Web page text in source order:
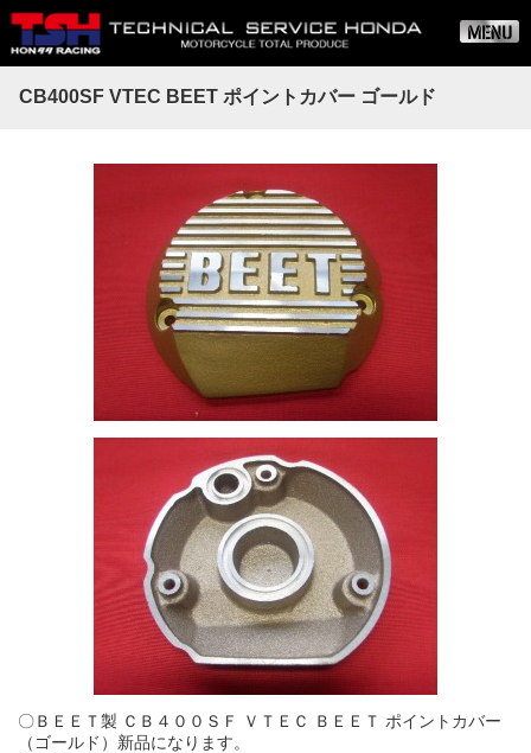
CB400SF VTEC BEET ポイントカバー ゴールド
〇ＢＥＥＴ製 ＣＢ４００ＳＦ ＶＴＥＣ ＢＥＥＴ ポイントカバー
（ゴールド）新品になります。